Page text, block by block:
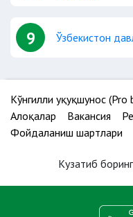
9 Ўзбекистон
Кўнгилли ҳуқуқшунос (Pro
Алоқалар
Вакансия
Фойдаланиш шартлари
Кузатиб